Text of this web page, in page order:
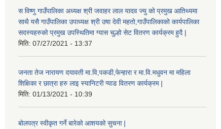
स विष्णु गाउँपालिका अध्यक्ष श्री जवाहर लाल यादव ज्यु को प्रमुख आतिथ्यमा
साथै यसै गाउँपालिका उपाध्यक्ष श्री उषा देवी महतो,गाउँपालिकाको कार्यपालिका
सदस्यहरुको प्रमुख उपस्थितिमा ग्यास चुल्हो सेट वितरण कार्यक्रम हुदै |
मिति: 07/27/2021 - 13:37
जनता तेज नारायण दयावती मा.वि,पकडी,फेन्हारा र मा.वि.मधुवन मा महिला
शिक्षिका र छात्रा हरु लाइ स्यानिटरी प्याड वितरण कार्यक्रम |
मिति: 01/13/2021 - 10:39
बोलपत्र स्वीकृत गर्ने बारेको आशयको सुचना |